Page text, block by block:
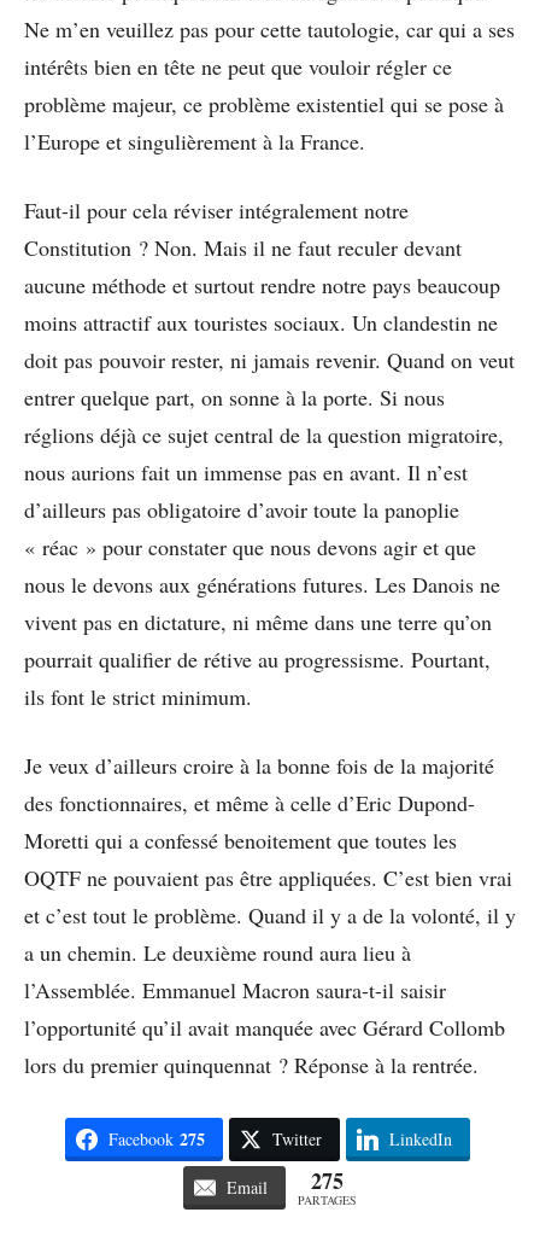
Ne m’en veuillez pas pour cette tautologie, car qui a ses
intérêts bien en tête ne peut que vouloir régler ce
problème majeur, ce problème existentiel qui se pose à
l’Europe et singulièrement à la France.
Faut-il pour cela réviser intégralement notre
Constitution ? Non. Mais il ne faut reculer devant
aucune méthode et surtout rendre notre pays beaucoup
moins attractif aux touristes sociaux. Un clandestin ne
doit pas pouvoir rester, ni jamais revenir. Quand on veut
entrer quelque part, on sonne à la porte. Si nous
réglions déjà ce sujet central de la question migratoire,
nous aurions fait un immense pas en avant. Il n’est
d’ailleurs pas obligatoire d’avoir toute la panoplie
« réac » pour constater que nous devons agir et que
nous le devons aux générations futures. Les Danois ne
vivent pas en dictature, ni même dans une terre qu’on
pourrait qualifier de rétive au progressisme. Pourtant,
ils font le strict minimum.
Je veux d’ailleurs croire à la bonne fois de la majorité
des fonctionnaires, et même à celle d’Eric Dupond-
Moretti qui a confessé benoitement que toutes les
OQTF ne pouvaient pas être appliquées. C’est bien vrai
et c’est tout le problème. Quand il y a de la volonté, il y
a un chemin. Le deuxième round aura lieu à
l’Assemblée. Emmanuel Macron saura-t-il saisir
l’opportunité qu’il avait manquée avec Gérard Collomb
lors du premier quinquennat ? Réponse à la rentrée.
Facebook 275 Twitter LinkedIn
Email 275
PARTAGES